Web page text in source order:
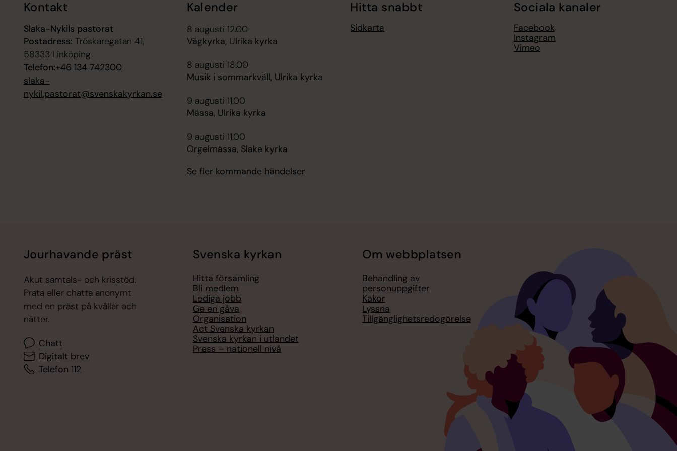
Kontakt
Slaka-Nykils pastorat
Postadress: Tröskaregatan 41,
58333 Linköping
Telefon:+46 134 742300
slaka-
nykil.pastorat@svenskakyrkan.se
Kalender
8 augusti 12.00
Vägkyrka, Ulrika kyrka
8 augusti 18.00
Musik i sommarkväll, Ulrika kyrka
9 augusti 11.00
Mässa, Ulrika kyrka
9 augusti 11.00
Orgelmässa, Slaka kyrka
Se fler kommande händelser
Hitta snabbt
Sidkarta
Sociala kanaler
Facebook
Instagram
Vimeo
Jourhavande präst
Akut samtals- och krisstöd.
Prata eller chatta anonymt
med en präst på kvällar och
nätter.
Chatt
Digitalt brev
Telefon 112
Svenska kyrkan
Hitta församling
Bli medlem
Lediga jobb
Ge en gåva
Organisation
Act Svenska kyrkan
Svenska kyrkan i utlandet
Press – nationell nivå
Om webbplatsen
Behandling av
personuppgifter
Kakor
Lyssna
Tillgänglighetsredogörelse